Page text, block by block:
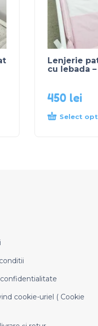
Lenjerie
cu lebada –
450 lei
Select
cookie-uriel ( Cookie